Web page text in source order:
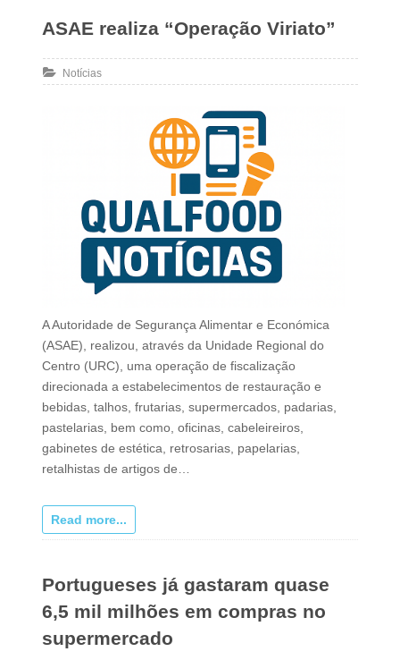
ASAE realiza “Operação Viriato”
Notícias
A Autoridade de Segurança Alimentar e Económica
(ASAE), realizou, através da Unidade Regional do
Centro (URC), uma operação de fiscalização
direcionada a estabelecimentos de restauração e
bebidas, talhos, frutarias, supermercados, padarias,
pastelarias, bem como, oficinas, cabeleireiros,
gabinetes de estética, retrosarias, papelarias,
retalhistas de artigos de…
Read more...
Portugueses já gastaram quase
6,5 mil milhões em compras no
supermercado